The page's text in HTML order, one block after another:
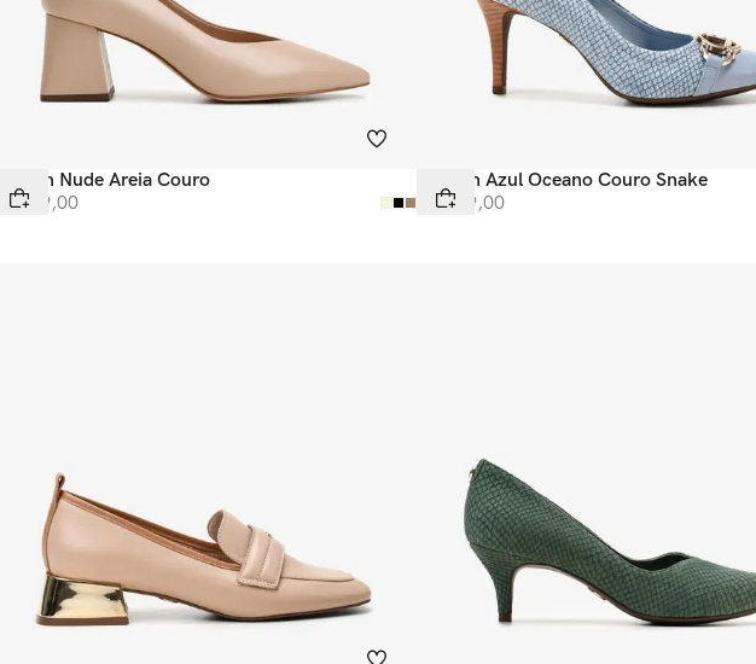
Scarpin Nude Areia Couro
R$ 449,00
Scarpin Azul Oceano Couro Snake
R$ 599,00